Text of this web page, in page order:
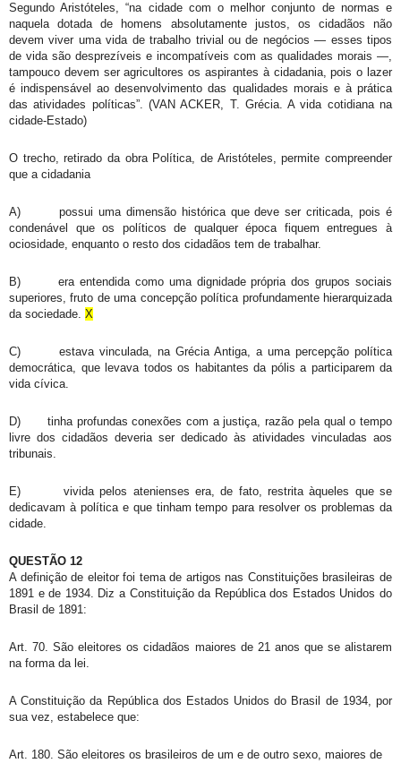
Segundo Aristóteles, “na cidade com o melhor conjunto de normas e
naquela dotada de homens absolutamente justos, os cidadãos não
devem viver uma vida de trabalho trivial ou de negócios — esses tipos
de vida são desprezíveis e incompatíveis com as qualidades morais —,
tampouco devem ser agricultores os aspirantes à cidadania, pois o lazer
é indispensável ao desenvolvimento das qualidades morais e à prática
das atividades políticas”. (VAN ACKER, T. Grécia. A vida cotidiana na
cidade-Estado)
O trecho, retirado da obra Política, de Aristóteles, permite compreender
que a cidadania
A)
possui uma dimensão histórica que deve ser criticada, pois é
condenável que os políticos de qualquer época fiquem entregues à
ociosidade, enquanto o resto dos cidadãos tem de trabalhar.
B)
era entendida como uma dignidade própria dos grupos sociais
superiores, fruto de uma concepção política profundamente hierarquizada
da sociedade. X
C)
estava vinculada, na Grécia Antiga, a uma percepção política
democrática, que levava todos os habitantes da pólis a participarem da
vida cívica.
D)
tinha profundas conexões com a justiça, razão pela qual o tempo
livre dos cidadãos deveria ser dedicado às atividades vinculadas aos
tribunais.
E)
vivida pelos atenienses era, de fato, restrita àqueles que se
dedicavam à política e que tinham tempo para resolver os problemas da
cidade.
QUESTÃO 12
A definição de eleitor foi tema de artigos nas Constituições brasileiras de
1891 e de 1934. Diz a Constituição da República dos Estados Unidos do
Brasil de 1891:
Art. 70. São eleitores os cidadãos maiores de 21 anos que se alistarem
na forma da lei.
A Constituição da República dos Estados Unidos do Brasil de 1934, por
sua vez, estabelece que:
Art. 180. São eleitores os brasileiros de um e de outro sexo, maiores de